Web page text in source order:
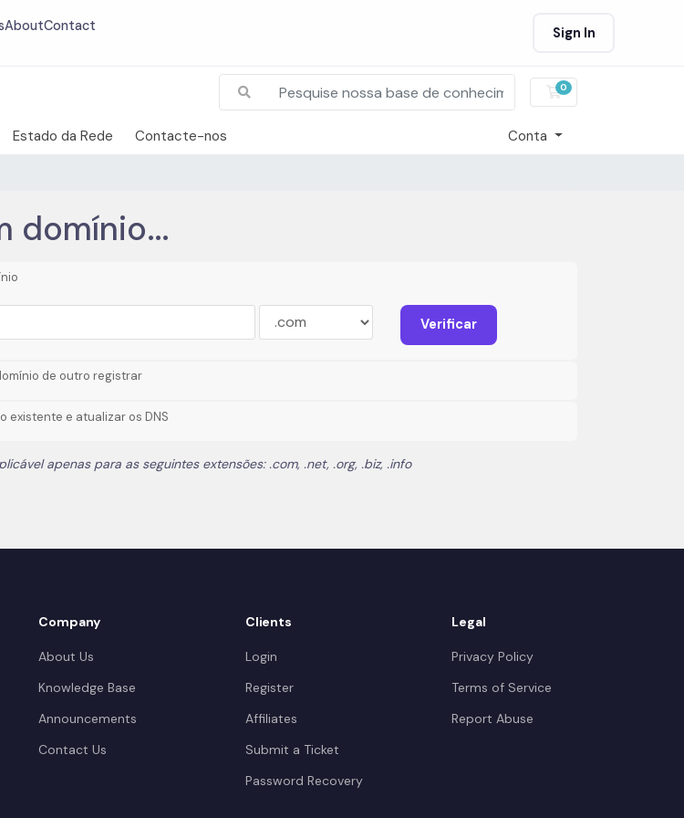
AboutContact Sign In
0
Carrinho de
Estado da Rede Contacte-nos Conta
domínio...
Verificar
de outro registrar
existente e atualizar os DNS
apenas para as seguintes extensões: .com, .net, .org, .biz, .info
Company
About Us
Knowledge Base
Announcements
Contact Us
Clients
Login
Register
Affiliates
Submit a Ticket
Password Recovery
Legal
Privacy Policy
Terms of Service
Report Abuse